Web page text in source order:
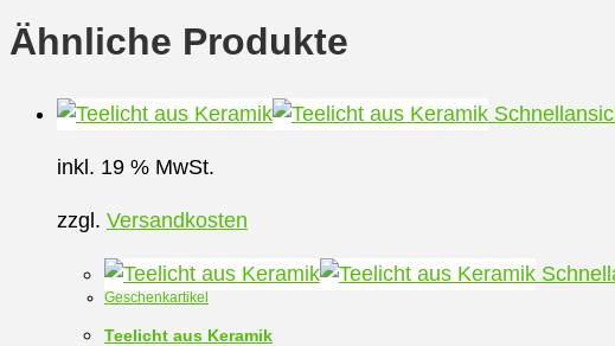
Ähnliche Produkte
inkl. 19 % MwSt.
zzgl. Versandkosten
Geschenkartikel
Teelicht aus Keramik